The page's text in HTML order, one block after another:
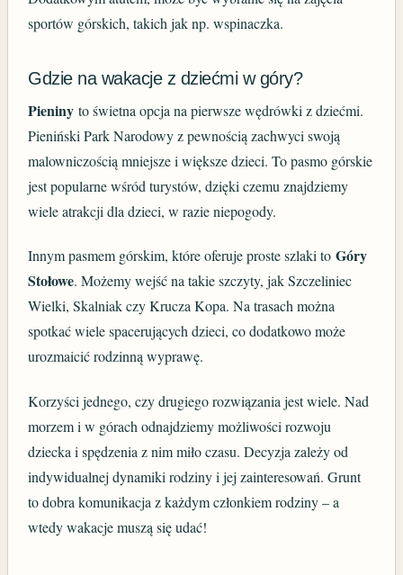
sportów górskich, takich jak np. wspinaczka.
Gdzie na wakacje z dziećmi w góry?
Pieniny to świetna opcja na pierwsze wędrówki z dziećmi.
Pieniński Park Narodowy z pewnością zachwyci swoją
malowniczością mniejsze i większe dzieci. To pasmo górskie
jest popularne wśród turystów, dzięki czemu znajdziemy
wiele atrakcji dla dzieci, w razie niepogody.
Innym pasmem górskim, które oferuje proste szlaki toGóry
Stołowe. Możemy wejść na takie szczyty, jak Szczeliniec
Wielki, Skalniak czy Krucza Kopa. Na trasach można
spotkać wiele spacerujących dzieci, co dodatkowo może
urozmaicić rodzinną wyprawę.
Korzyści jednego, czy drugiego rozwiązania jest wiele. Nad
morzem i w górach odnajdziemy możliwości rozwoju
dziecka i spędzenia z nim miło czasu. Decyzja zależy od
indywidualnej dynamiki rodziny i jej zainteresowań. Grunt
to dobra komunikacja z każdym członkiem rodziny – a
wtedy wakacje muszą się udać!